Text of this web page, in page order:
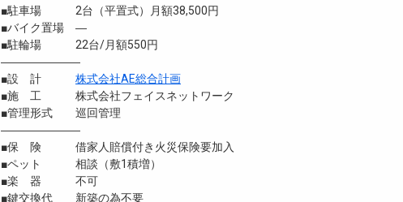
■駐車場 2台（平置式）月額38,500円
■バイク置場 ―
■駐輪場 22台/月額550円
―――――――
■設 計 株式会社AE総合計画
■施 工 株式会社フェイスネットワーク
■管理形式 巡回管理
―――――――
■保 険 借家人賠償付き火災保険要加入
■ペット 相談（敷1積増）
■楽 器 不可
■鍵交換代 新築の為不要